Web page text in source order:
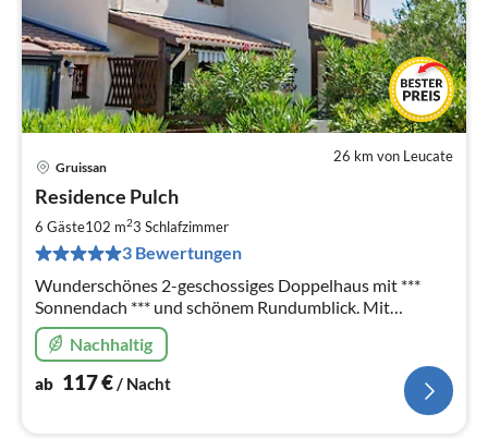
26 km von Leucate
Gruissan
Residence Pulch
6 Gäste102 m23 Schlafzimmer
3 Bewertungen
Wunderschönes 2-geschossiges Doppelhaus mit ***
Sonnendach *** und schönem Rundumblick. Mit
Klimaanlage, komplett und excl. eingerichtet. 3
Schlafzimmer. Circa 500 m zum Strand.
Nachhaltig
ab 117€/ Nacht